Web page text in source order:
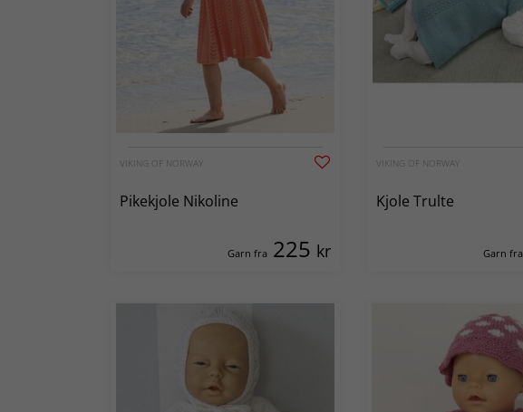
VIKING OF NORWAY
Pikekjole Nikoline
Garn fra 225 kr
VIKING OF NORWAY
Kjole Trulte
Garn fra